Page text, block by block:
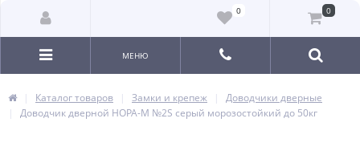
0 0
МЕНЮ
Каталог товаров Замки и крепеж
Доводчики дверные
Доводчик дверной НОРА-М №2S серый морозостойкий до 50кг